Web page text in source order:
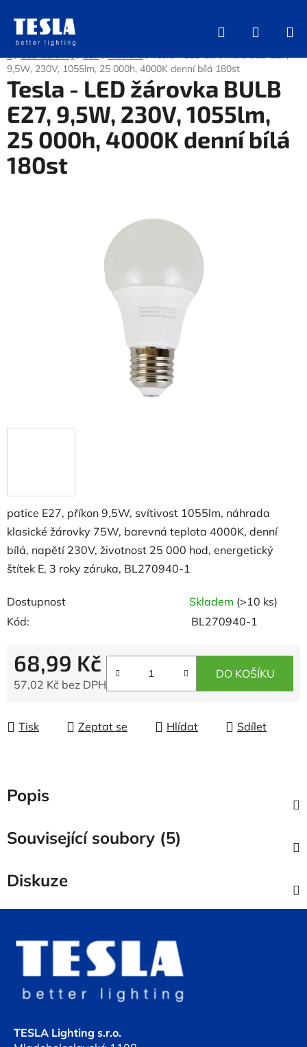
obsah
Hledat
KOŠÍK
/ LED žárovky / E27 / Klasická / Tesla - LED žárovka BULB E27,
9,5W, 230V, 1055lm, 25 000h, 4000K denní bílá 180st
patice E27, příkon 9,5W, svítivost 1055lm, náhrada
klasické žárovky 75W, barevná teplota 4000K, denní
bílá, napětí 230V, životnost 25 000 hod, energetický
štítek E, 3 roky záruka, BL270940-1
Dostupnost Skladem (>10 ks)
Kód:
BL270940-1
68,99 Kč
57,02 Kč bez DPH
DO KOŠÍKU
Tisk Zeptat se Hlídat Sdílet
Tesla - LED žárovka BULB
E27, 9,5W, 230V, 1055lm,
25 000h, 4000K denní bílá
180st
Popis
Související soubory (5)
Diskuze
TESLA Lighting s.r.o.